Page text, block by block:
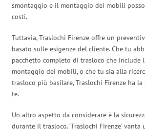
smontaggio e il montaggio dei mobili
costi.
Tuttavia, Traslochi Firenze offre un
basato sulle esigenze del cliente. Che tu
pacchetto completo di trasloco che include
montaggio dei mobili, o che tu sia alla
trasloco più basilare, Traslochi Firenze ha
te.
Un altro aspetto da considerare è la
durante il trasloco. ‘Traslochi Firenze’ vanta